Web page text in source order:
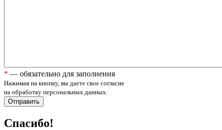
* — обязательно для заполнения
Нажимая на кнопку, вы даете свое согласие
на обработку персональных данных.
Спасибо!